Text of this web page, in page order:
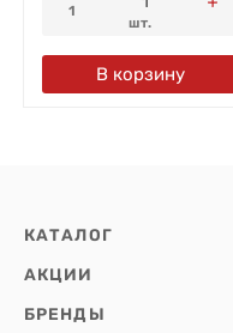
1
шт.
В корзину
КАТАЛОГ
АКЦИИ
БРЕНДЫ